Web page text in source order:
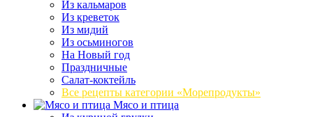
Из кальмаров
Из креветок
Из мидий
Из осьминогов
На Новый год
Праздничные
Салат-коктейль
Все рецепты категории «Морепродукты»
Мясо и птица